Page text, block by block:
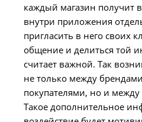
каждый магазин получит
внутри приложения
пригласить в него своих
общение и делиться той
считает важной. Так
не только между
покупателями, но и
Такое дополнительное